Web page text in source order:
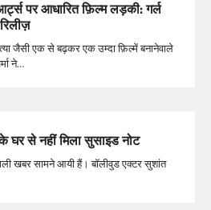
आर्ट्स पर आधारित फ़िल्म लड़की: गर्ल
जैसी एक से बढ़कर एक उम्दा फ़िल्में बनानेवाले
ने…
घर से नहीं मिला सुसाइड नोट
खबर सामने आयी हैं। बॉलीवुड एक्टर सुशांत